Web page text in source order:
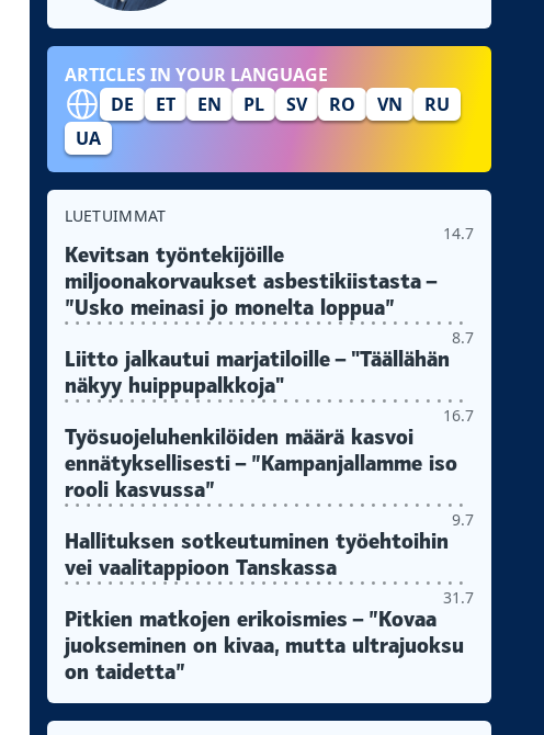
ARTICLES IN YOUR LANGUAGE
DE
ET EN PL SV RO VN
RU
UA
LUETUIMMAT
14.7
Kevitsan työntekijöille
miljoonakorvaukset asbestikiistasta –
”Usko meinasi jo monelta loppua”
8.7
Liitto jalkautui marjatiloille – "Täällähän
näkyy huippupalkkoja"
16.7
Työsuojeluhenkilöiden määrä kasvoi
ennätyksellisesti – ”Kampanjallamme iso
rooli kasvussa”
9.7
Hallituksen sotkeutuminen työehtoihin
vei vaalitappioon Tanskassa
31.7
Pitkien matkojen erikoismies – ”Kovaa
juokseminen on kivaa, mutta ultrajuoksu
on taidetta”